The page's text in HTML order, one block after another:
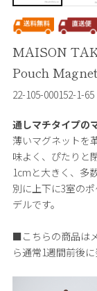
MAISON
Pouch
22-105-000152-1-65
通しマチタイプの
薄いマグネットを
味よく、ぴたりと
1cmと大きく、多
別に上下に3室の
デルです。
■こちらの商品は
ら通常1週間前後